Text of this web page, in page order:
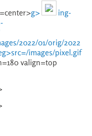
g>
ing-
2022/01/orig/2022
src=/images/pixel.gif
valign=top